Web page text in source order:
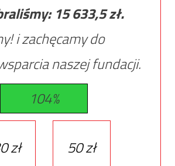
15 633,5zł.
i zachęcamy do
naszej fundacji.
104%
zł 50 zł